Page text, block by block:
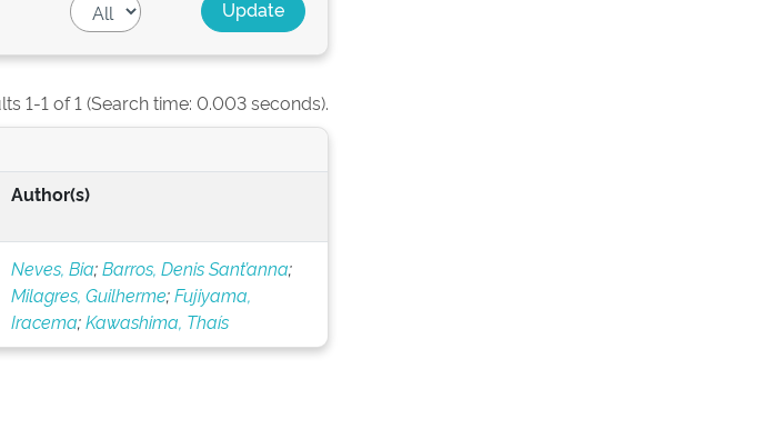
1-1 of 1 (Search time: 0.003 seconds).
Author(s)
Neves, Bia;Barros, Denis Sant’anna;
Milagres, Guilherme;Fujiyama,
Iracema;Kawashima, Thaís